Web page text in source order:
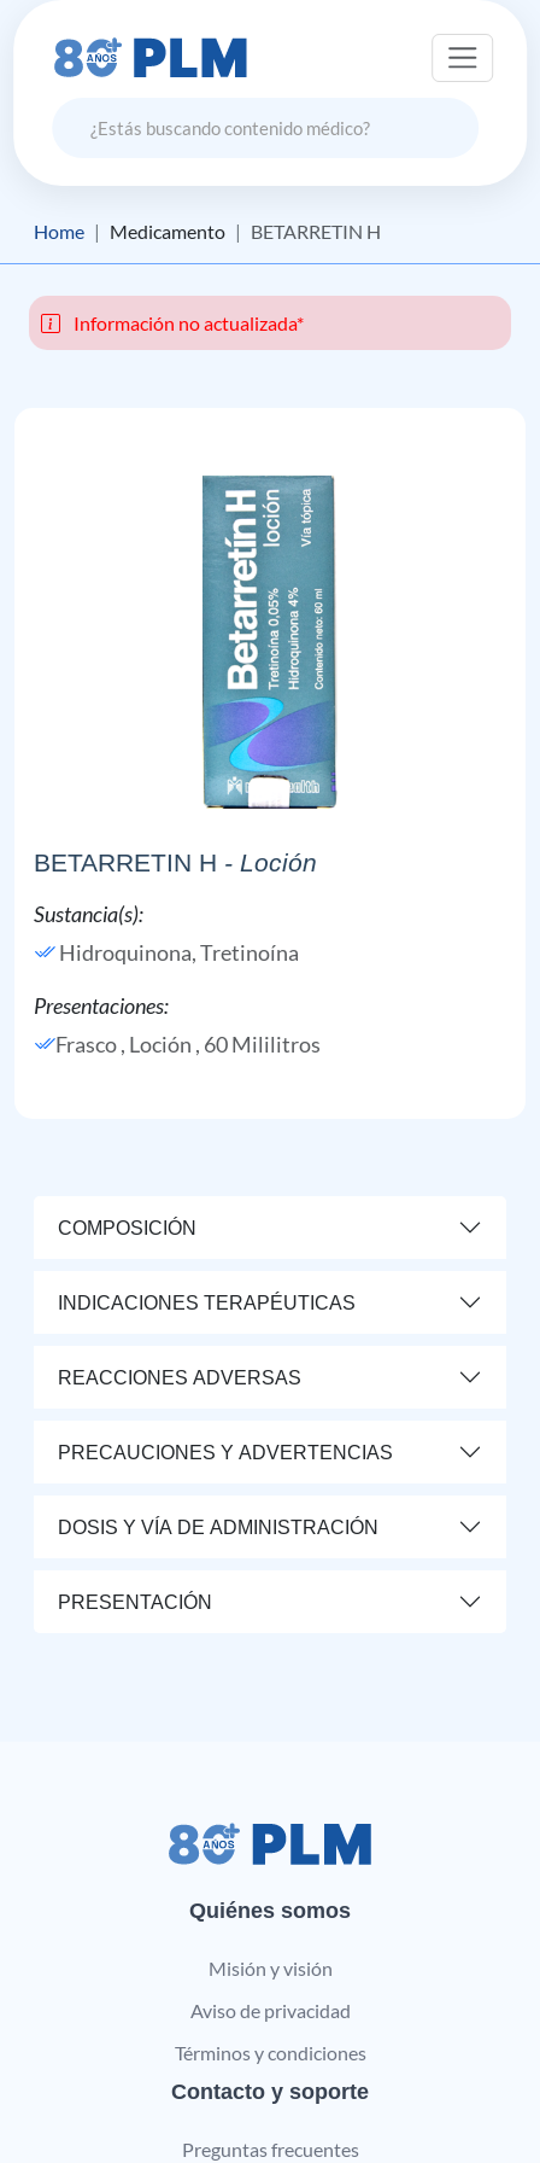
Home Medicamento BETARRETIN H
Información no actualizada*
BETARRETIN H - Loción
Sustancia(s):
Hidroquinona,Tretinoína
Presentaciones:
Frasco , Loción , 60 Mililitros
COMPOSICIÓN
INDICACIONES TERAPÉUTICAS
REACCIONES ADVERSAS
PRECAUCIONES Y ADVERTENCIAS
DOSIS Y VÍA DE ADMINISTRACIÓN
PRESENTACIÓN
Quiénes somos
Misión y visión
Aviso de privacidad
Términos y condiciones
Contacto y soporte
Preguntas frecuentes